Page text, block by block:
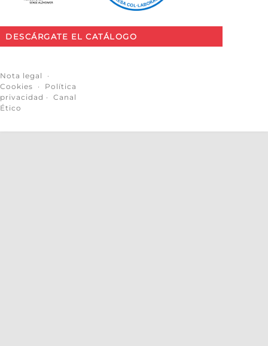
DESCÁRGATE EL CATÁLOGO
Nota legal
·
Cookies · Política
privacidad · Canal
Ético